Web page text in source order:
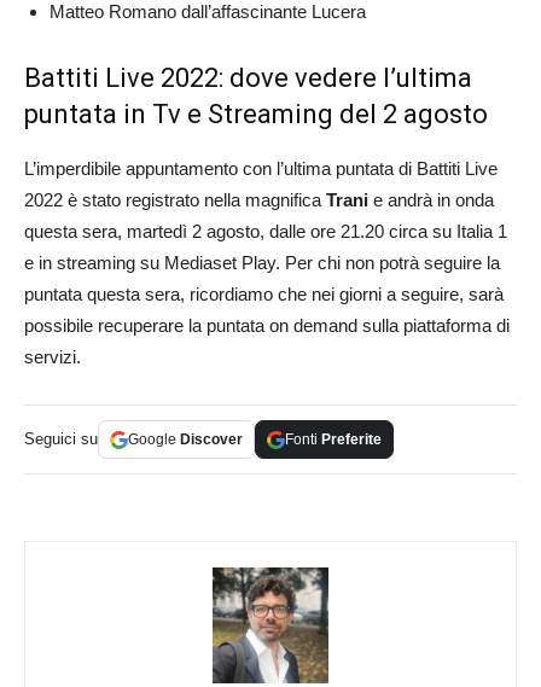
Matteo Romano dall’affascinante Lucera
Battiti Live 2022: dove vedere l’ultima
puntata in Tv e Streaming del 2 agosto
L’imperdibile appuntamento con l’ultima puntata di Battiti Live
2022 è stato registrato nella magnifica Trani e andrà in onda
questa sera, martedì 2 agosto, dalle ore 21.20 circa su Italia 1
e in streaming su Mediaset Play. Per chi non potrà seguire la
puntata questa sera, ricordiamo che nei giorni a seguire, sarà
possibile recuperare la puntata on demand sulla piattaforma di
servizi.
Seguici su Google Discover Fonti Preferite